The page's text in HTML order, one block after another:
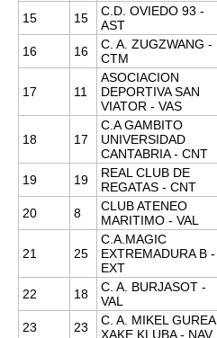
15 15
C.D. OVIEDO 93 -
AST
16 16
C. A. ZUGZWANG -
CTM
17 11
ASOCIACION
DEPORTIVA SAN
VIATOR - VAS
18 17
C.A GAMBITO
UNIVERSIDAD
CANTABRIA - CNT
19 19
REAL CLUB DE
REGATAS - CNT
20 8
CLUB ATENEO
MARITIMO - VAL
21 25
C.A.MAGIC
EXTREMADURA B -
EXT
22 18
C. A. BURJASOT -
VAL
23 23
C. A. MIKEL GUREA
XAKE KLUBA - NAV